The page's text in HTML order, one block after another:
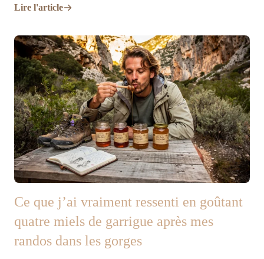
Lire l'article
Ce que j’ai vraiment ressenti en goûtant
quatre miels de garrigue après mes
randos dans les gorges